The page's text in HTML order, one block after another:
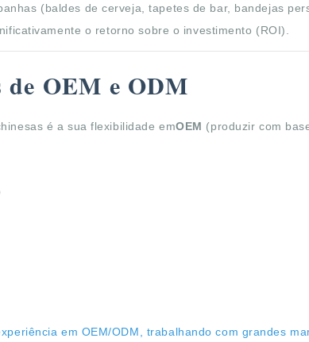
(baldes de cerveja, tapetes de bar, bandejas
o retorno sobre o investimento (ROI).
de OEM e ODM
é a sua flexibilidade emOEM (produzir com
em OEM/ODM, trabalhando com grandes